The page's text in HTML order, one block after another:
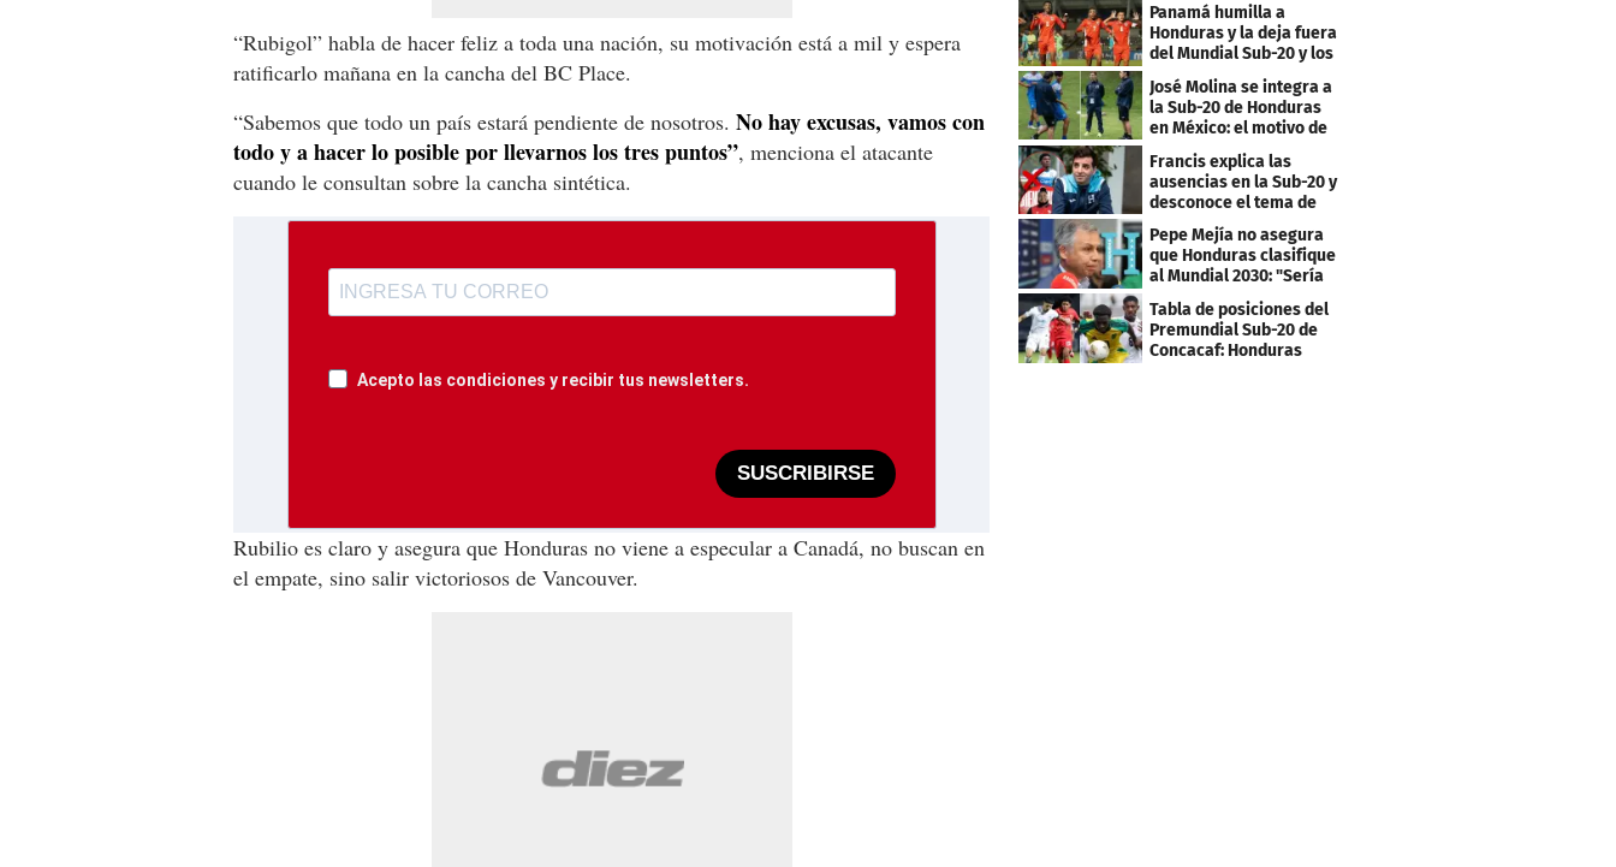
“Rubigol” habla de hacer feliz a toda una nación, su motivación está a mil y espera
ratificarlo mañana en la cancha del BC Place.
“Sabemos que todo un país estará pendiente de nosotros. No hay excusas, vamos con
todo y a hacer lo posible por llevarnos los tres puntos”, menciona el atacante
cuando le consultan sobre la cancha sintética.
Acepto las condiciones y recibir tus newsletters.
SUSCRIBIRSE
Rubilio es claro y asegura que Honduras no viene a especular a Canadá, no buscan en
el empate, sino salir victoriosos de Vancouver.
Panamá humilla a
Honduras y la deja fuera
del Mundial Sub-20 y los
Juegos Olímpicos
José Molina se integra a
la Sub-20 de Honduras
en México: el motivo de
su viaje
Francis explica las
ausencias en la Sub-20 y
desconoce el tema de
los tiktokers
Pepe Mejía no asegura
que Honduras clasifique
al Mundial 2030: "Sería
mentir"
Tabla de posiciones del
Premundial Sub-20 de
Concacaf: Honduras